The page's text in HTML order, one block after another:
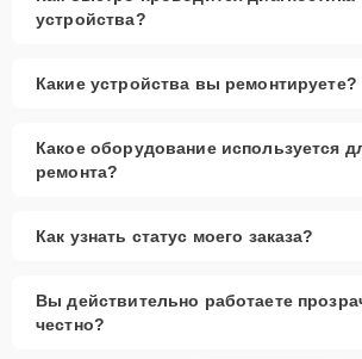
устройства?
Какие устройства вы ремонтируете?
Какое оборудование используется
ремонта?
Как узнать статус моего заказа?
Вы действительно работаете
честно?